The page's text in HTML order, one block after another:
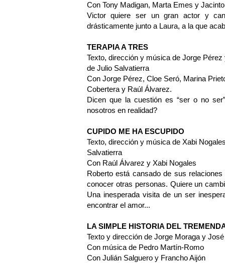
Con Tony Madigan, Marta Emes y
Victor quiere ser un gran actor y
drásticamente junto a Laura, a la que
TERAPIA A TRES
Texto, dirección y música de Jorge
de Julio Salvatierra
Con Jorge Pérez, Cloe Seró, Marina
Cobertera y Raúl Álvarez.
Dicen que la cuestión es “ser o no
nosotros en realidad?
CUPIDO ME HA ESCUPIDO
Texto, dirección y música de Xabi
Salvatierra
Con Raúl Álvarez y Xabi Nogales
Roberto está cansado de sus
conocer otras personas. Quiere un
Una inesperada visita de un ser
encontrar el amor...
LA SIMPLE HISTORIA DEL
Texto y dirección de Jorge Moraga y
Con música de Pedro Martín-Romo
Con Julián Salguero y Francho Aijón